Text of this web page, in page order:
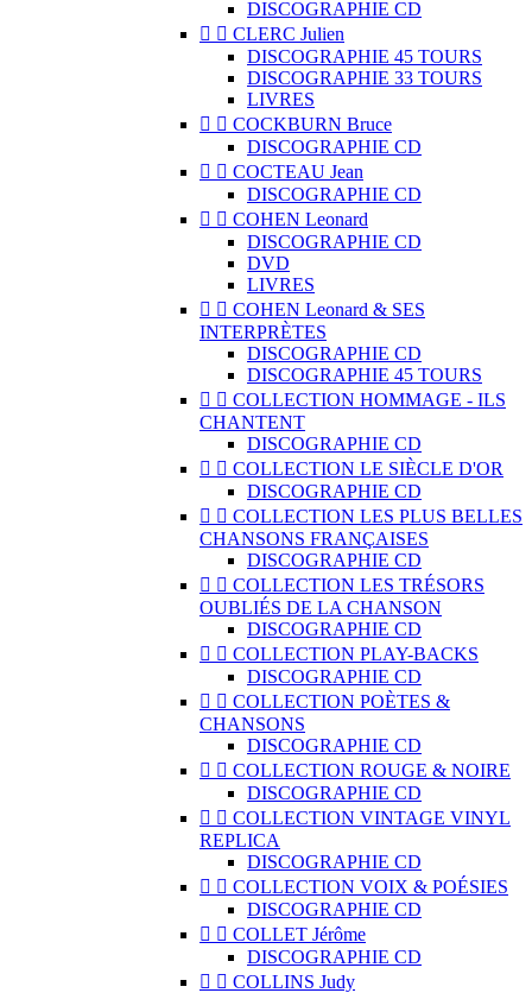
DISCOGRAPHIE CD
  CLERC Julien
DISCOGRAPHIE 45 TOURS
DISCOGRAPHIE 33 TOURS
LIVRES
  COCKBURN Bruce
DISCOGRAPHIE CD
  COCTEAU Jean
DISCOGRAPHIE CD
  COHEN Leonard
DISCOGRAPHIE CD
DVD
LIVRES
  COHEN Leonard & SES
INTERPRÈTES
DISCOGRAPHIE CD
DISCOGRAPHIE 45 TOURS
  COLLECTION HOMMAGE - ILS
CHANTENT
DISCOGRAPHIE CD
  COLLECTION LE SIÈCLE D'OR
DISCOGRAPHIE CD
  COLLECTION LES PLUS BELLES
CHANSONS FRANÇAISES
DISCOGRAPHIE CD
  COLLECTION LES TRÉSORS
OUBLIÉS DE LA CHANSON
DISCOGRAPHIE CD
  COLLECTION PLAY-BACKS
DISCOGRAPHIE CD
  COLLECTION POÈTES &
CHANSONS
DISCOGRAPHIE CD
  COLLECTION ROUGE & NOIRE
DISCOGRAPHIE CD
  COLLECTION VINTAGE VINYL
REPLICA
DISCOGRAPHIE CD
  COLLECTION VOIX & POÉSIES
DISCOGRAPHIE CD
  COLLET Jérôme
DISCOGRAPHIE CD
  COLLINS Judy